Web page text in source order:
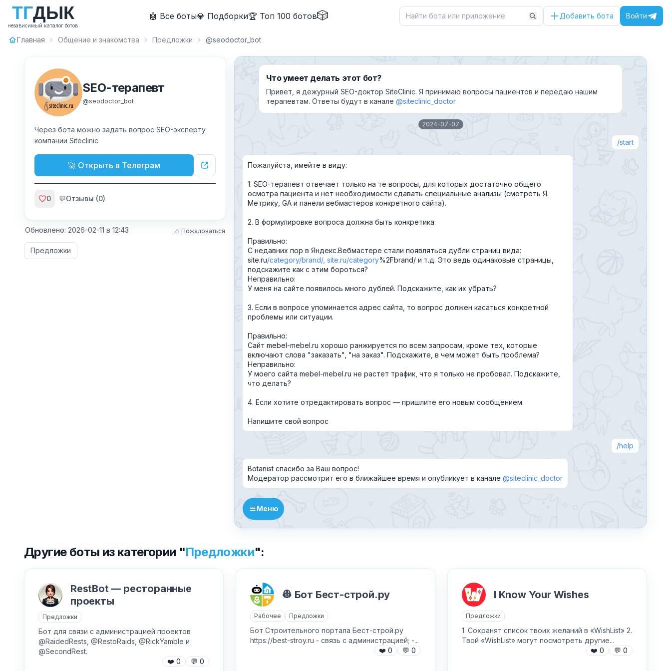
ТГДЫК
независимый каталог ботов
🤖 Все боты💎 Подборки🏆 Топ 100 ботов🎲 Добавить бота Войти
Как добавить бота?
NFT и Telegram Подарки
Telegram Stars
Активности для чата
Музыка
классические
Нейросети
Главная Общение и знакомства Предложки @seodoctor_bot
SEO-терапевт
@seodoctor_bot
Через бота можно задать вопрос SEO-эксперту
компании Siteclinic
🚀 Открыть в Телеграм
0 💬Отзывы (0)
Обновлено: 2026-02-11 в 12:43 ⚠ Пожаловаться
✕
Причина жалобы*
Текст обращения (необязательно)
Предложки
Что умеет делать этот бот?
Привет, я дежурный SEO-доктор SiteClinic. Я принимаю вопросы пациентов и передаю нашим
терапевтам. Ответы будут в канале@siteclinic_doctor
2024-07-07
start
Пожалуйста, имейте в виду:
1. SEO-терапевт отвечает только на те вопросы, для которых достаточно общего
осмотра пациента и нет необходимости сдавать специальные анализы (смотреть Я.
Метрику, GA и панели вебмастеров конкретного сайта).
2. В формулировке вопроса должна быть конкретика:
Правильно:
С недавних пор в Яндекс.Вебмастере стали появляться дубли страниц вида:
site.ru category brand , site.ru category%2Fbrand/ и т.д. Это ведь одинаковые страницы,
подскажите как с этим бороться?
Неправильно:
У меня на сайте появилось много дублей. Подскажите, как их убрать?
3. Если в вопросе упоминается адрес сайта, то вопрос должен касаться конкретной
проблемы или ситуации.
Правильно:
Сайт mebel-mebel.ru хорошо ранжируется по всем запросам, кроме тех, которые
включают слова "заказать", "на заказ". Подскажите, в чем может быть проблема?
Неправильно:
У моего сайта mebel-mebel.ru не растет трафик, что я только не пробовал. Подскажите,
что делать?
4. Если хотите отредактировать вопрос — пришлите его новым сообщением.
Напишите свой вопрос
help
Botanist спасибо за Ваш вопрос!
Модератор рассмотрит его в ближайшее время и опубликует в канале@siteclinic_doctor
Меню
Другие боты из категории "Предложки":
RestBot — ресторанные
проекты
Предложки
Бот для связи с администрацией проектов
@RaidedRests, @RestoRaids, @RickYamble и
@SecondRest.
❤️ 0 💬 0
👷 Бот Бест-строй.ру
Рабочее Предложки
Бот Строительного портала Бест-строй.ру
https://best-stroy.ru - связь с администрацией; -...
❤️ 0 💬 0
I Know Your Wishes
Предложки
1. Сохранят список твоих желаний в «WishList» 2.
Твой «WishList» могут посмотреть другие...
❤️ 0 💬 0